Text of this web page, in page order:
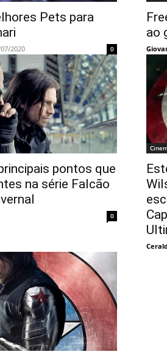
Pets para
2020 0
ao
pontos que
na série Falcão
0